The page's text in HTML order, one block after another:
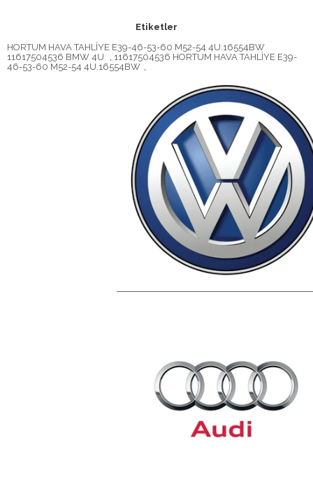
Etiketler
HORTUM HAVA TAHLİYE E39-46-53-60 M52-54 4U.16554BW
11617504536 BMW 4U
, 11617504536 HORTUM HAVA TAHLİYE E39-
46-53-60 M52-54 4U.16554BW ,